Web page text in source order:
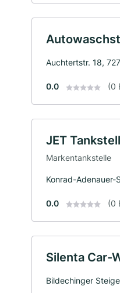
Auchtertstr. 18,
0.0 (0
JET
Markentankstelle
Konrad-Adenauer-
0.0 (0
Silenta Car-
Bildechinger